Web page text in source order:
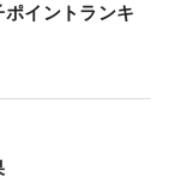
イントランキ